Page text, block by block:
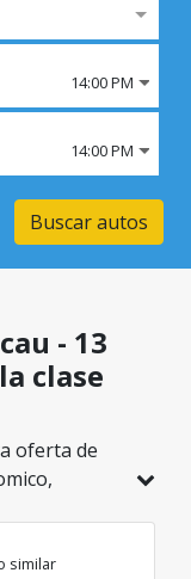
14:00 PM
14:00 PM
Buscar autos
- 13
clase
oferta de
similar